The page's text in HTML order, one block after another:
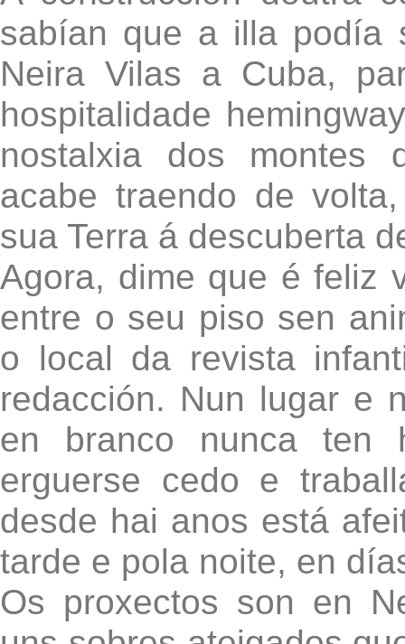
sabían que a illa podía
Neira Vilas a Cuba,
hospitalidade
nostalxia dos montes
acabe traendo de
sua Terra á descuberta
Agora, dime que é feliz
entre o seu piso sen
o local da revista
redacción. Nun lugar e
en branco nunca ten
erguerse cedo e
desde hai anos está
tarde e pola noite, en
Os proxectos son en